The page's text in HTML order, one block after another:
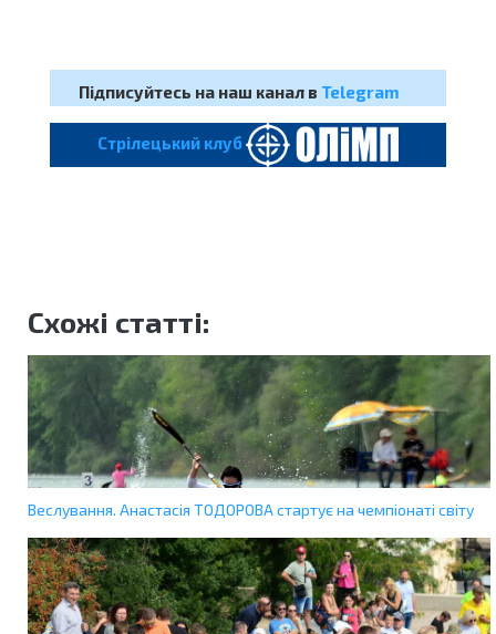
Підписуйтесь на наш канал в Telegram
Cтрілецький клуб
Схожі статті:
Веслування. Анастасія ТОДОРОВА стартує на чемпіонаті світу